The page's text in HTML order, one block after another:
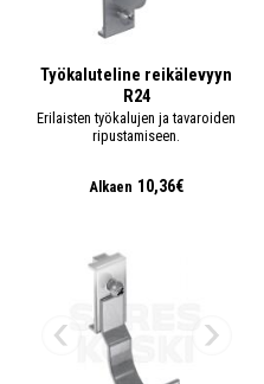
Työkaluteline reikälevyyn
R24
Erilaisten työkalujen ja tavaroiden
ripustamiseen.
Alkaen 10,36€